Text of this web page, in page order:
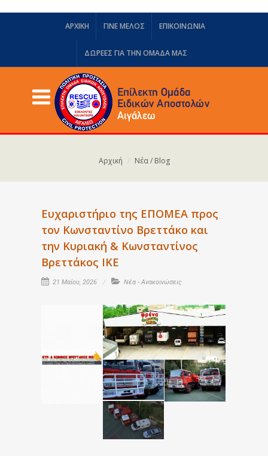
ΑΡΧΙΚΗ ΓΙΝΕ ΜΕΛΟΣ ΕΠΙΚΟΙΝΩΝΙΑ
ΔΩΡΕΈΣ ΓΙΑ ΤΗΝ ΟΜΆΔΑ ΜΑΣ
Αρχική Νέα / Blog
Ευχαριστήριο της ΕΠΟΜΕΑ προς
τον Κωνσταντίνο Βρεττάκο και
την Κυριακή & Κωνσταντίνος
Βρεττάκος ΙΚΕ
21 Μαΐου, 2026 Νέα - Ανακοινώσεις